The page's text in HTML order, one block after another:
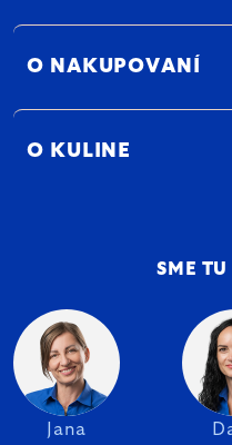
O NAKUPOVANÍ
O KULINE
SME TU
Jana